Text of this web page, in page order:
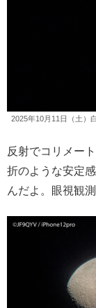
2025年10月11日（土）
反射でコリメー
折のような安定
んだよ。眼視観